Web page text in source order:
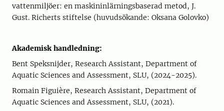
vattenmiljöer: en maskininlärningsbaserad metod, J.
Gust. Richerts stiftelse (huvudsökande: Oksana Golovko)
Akademisk handledning:
Bent Speksnijder, Research Assistant, Department of
Aquatic Sciences and Assessment, SLU, (2024-2025).
Romain Figuière, Research Assistant, Department of
Aquatic Sciences and Assessment, SLU, (2021).